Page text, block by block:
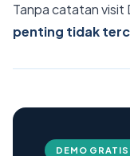
Tanpa catatan visit
penting tidak
DEMO